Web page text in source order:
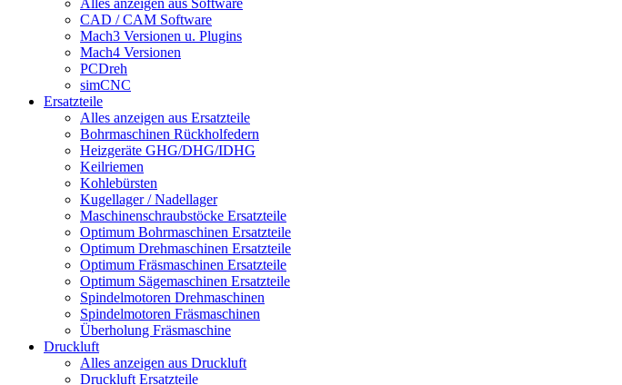
Alles anzeigen aus Software
CAD / CAM Software
Mach3 Versionen u. Plugins
Mach4 Versionen
PCDreh
simCNC
Ersatzteile
Alles anzeigen aus Ersatzteile
Bohrmaschinen Rückholfedern
Heizgeräte GHG/DHG/IDHG
Keilriemen
Kohlebürsten
Kugellager / Nadellager
Maschinenschraubstöcke Ersatzteile
Optimum Bohrmaschinen Ersatzteile
Optimum Drehmaschinen Ersatzteile
Optimum Fräsmaschinen Ersatzteile
Optimum Sägemaschinen Ersatzteile
Spindelmotoren Drehmaschinen
Spindelmotoren Fräsmaschinen
Überholung Fräsmaschine
Druckluft
Alles anzeigen aus Druckluft
Druckluft Ersatzteile